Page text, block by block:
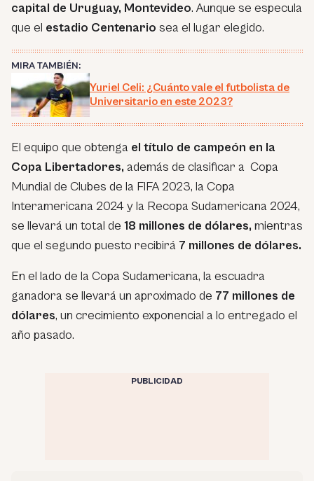
capital de Uruguay, Montevideo. Aunque se especula
que el estadio Centenario sea el lugar elegido.
MIRA TAMBIÉN:
Yuriel Celi: ¿Cuánto vale el futbolista de
Universitario en este 2023?
El equipo que obtenga el título de campeón en la
Copa Libertadores, además de clasificar a Copa
Mundial de Clubes de la FIFA 2023, la Copa
Interamericana 2024 y la Recopa Sudamericana 2024,
se llevará un total de 18 millones de dólares, mientras
que el segundo puesto recibirá 7 millones de dólares.
En el lado de la Copa Sudamericana, la escuadra
ganadora se llevará un aproximado de 77 millones de
dólares, un crecimiento exponencial a lo entregado el
año pasado.
PUBLICIDAD